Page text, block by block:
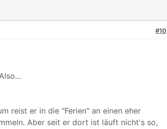
#10
reist er in die "Ferien" an einen eher
Aber seit er dort ist läuft nicht's so,